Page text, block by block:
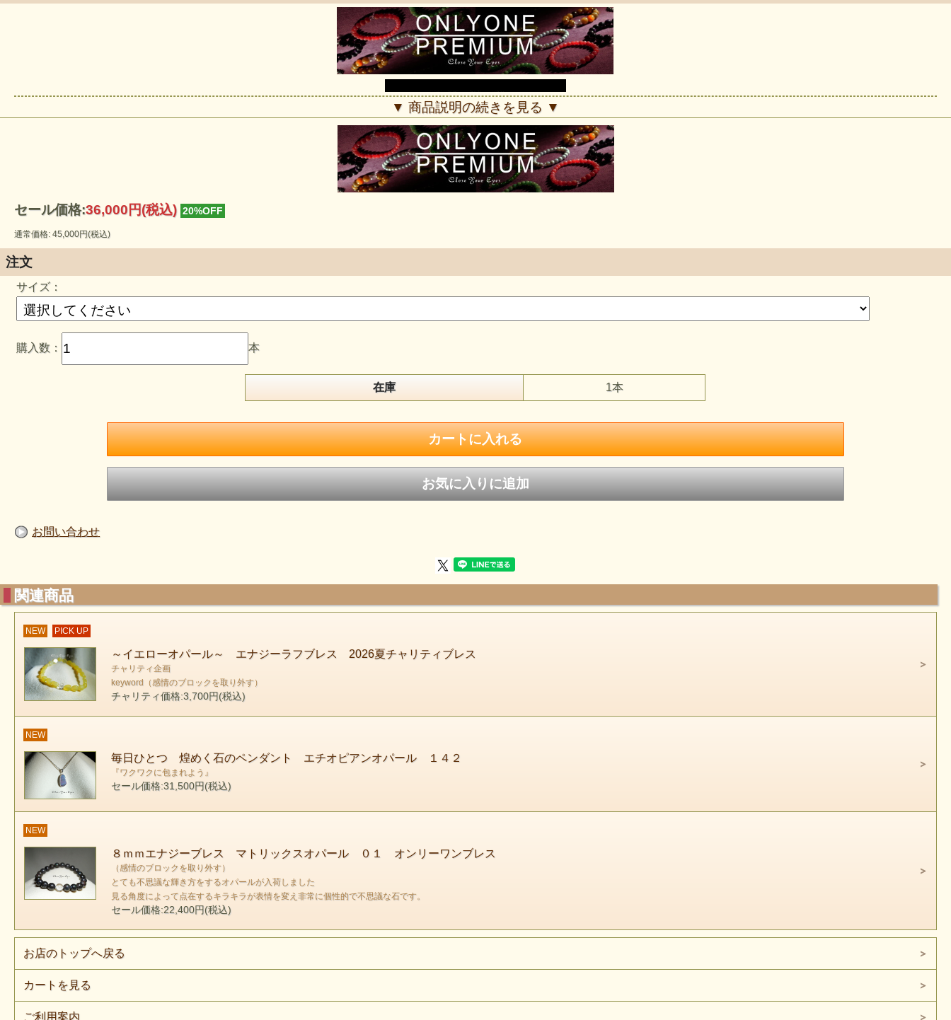
OPAL
▼ 商品説明の続きを見る ▼
セール価格:36,000円(税込) 20%OFF
通常価格: 45,000円(税込)
注文
サイズ：
購入数： 本
在庫 1本
お問い合わせ
関連商品
NEW PICK UP
～イエローオパール～ エナジーラフブレス 2026夏チャリティブレス
チャリティ企画
keyword（感情のブロックを取り外す）
チャリティ価格:3,700円(税込)
NEW
毎日ひとつ 煌めく石のペンダント エチオピアンオパール １４２
『ワクワクに包まれよう』
セール価格:31,500円(税込)
NEW
８ｍｍエナジーブレス マトリックスオパール ０１ オンリーワンブレス
（感情のブロックを取り外す）
とても不思議な輝き方をするオパールが入荷しました
見る角度によって点在するキラキラが表情を変え非常に個性的で不思議な石です。
セール価格:22,400円(税込)
お店のトップへ戻る
カートを見る
ご利用案内